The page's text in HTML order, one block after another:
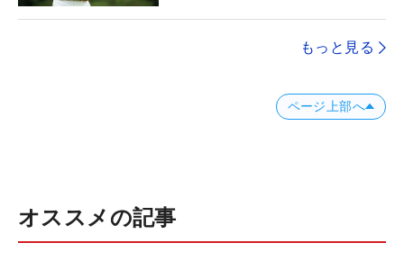
もっと見る
ページ上部へ
オススメの記事